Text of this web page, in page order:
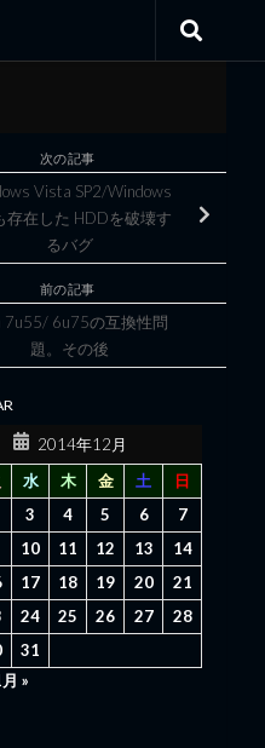
次の記事
Vista SP2/Windows
存在した HDDを破壊す
るバグ
前の記事
7u55/ 6u75の互換性問
題。その後
2014年12月
水 木 金 土
日
3 4 5 6
7
10 11 12 13
14
17 18 19 20
21
24 25 26 27
28
31
»